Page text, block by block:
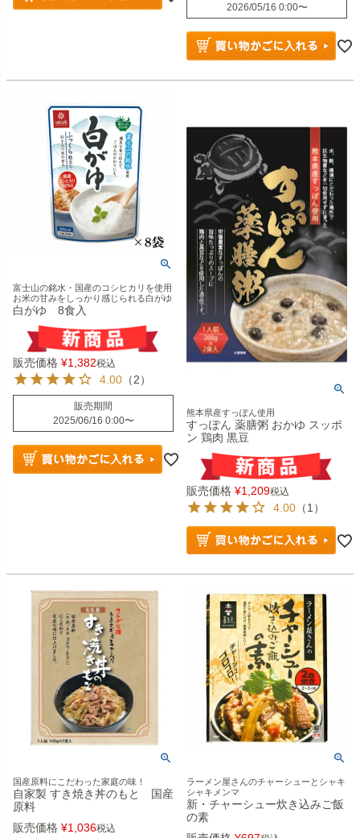
2026/05/16 0:00〜
富士山の銘水・国産のコシヒカリを使用
お米の甘みをしっかり感じられる白がゆ
白がゆ 8食入
販売価格 ¥1,382税込
4.00 （2）
販売期間
2025/06/16 0:00〜
熊本県産すっぽん使用
すっぽん 薬膳粥 おかゆ スッポ
ン 鶏肉 黒豆
販売価格 ¥1,209税込
4.00 （1）
国産原料にこだわった家庭の味！
自家製 すき焼き丼のもと 国産
原料
販売価格 ¥1,036税込
ラーメン屋さんのチャーシューとシャキ
シャキメンマ
新・チャーシュー炊き込みご飯
の素